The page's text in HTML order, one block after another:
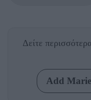
Δείτε
Add